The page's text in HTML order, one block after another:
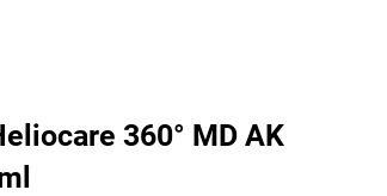
360° MD AK